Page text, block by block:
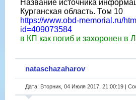
Название источника
Курганская область. Том 10
https://www.obd-memorial.ru/
id=409073584
в КП как погиб и захоронен в
nataschazaharov
Дата: Вторник, 04 Июля 2017, 21:00:19 |